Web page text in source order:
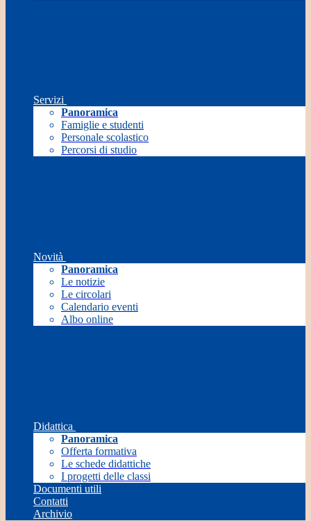
Servizi
Panoramica
Famiglie e studenti
Personale scolastico
Percorsi di studio
Novità
Panoramica
Le notizie
Le circolari
Calendario eventi
Albo online
Didattica
Panoramica
Offerta formativa
Le schede didattiche
I progetti delle classi
Documenti utili
Contatti
Archivio